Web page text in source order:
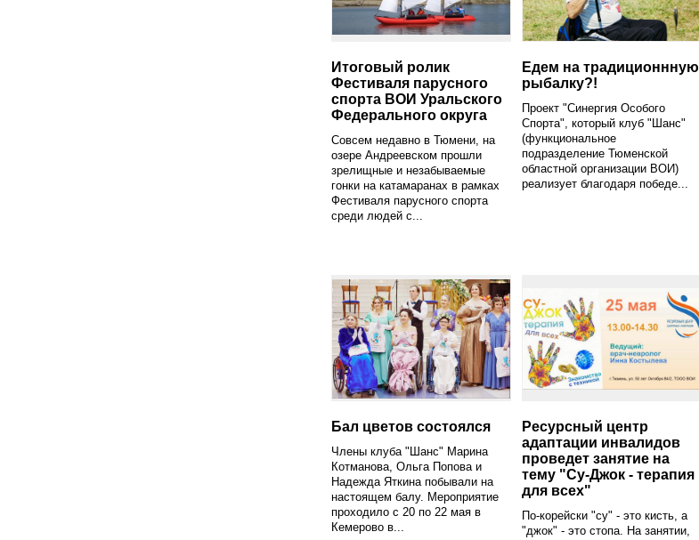
Итоговый ролик
Фестиваля парусного
спорта ВОИ Уральского
Федерального округа
Совсем недавно в Тюмени, на
озере Андреевском прошли
зрелищные и незабываемые
гонки на катамаранах в рамках
Фестиваля парусного спорта
среди людей с...
Едем на традиционнную
рыбалку?!
Проект "Синергия Особого
Спорта", который клуб "Шанс"
(функциональное
подразделение Тюменской
областной организации ВОИ)
реализует благодаря победе...
Бал цветов состоялся
Члены клуба "Шанс" Марина
Котманова, Ольга Попова и
Надежда Яткина побывали на
настоящем балу. Мероприятие
проходило с 20 по 22 мая в
Кемерово в...
Ресурсный центр
адаптации инвалидов
проведет занятие на
тему "Су-Джок - терапия
для всех"
По-корейски "су" - это кисть, а
"джок" - это стопа. На занятии,